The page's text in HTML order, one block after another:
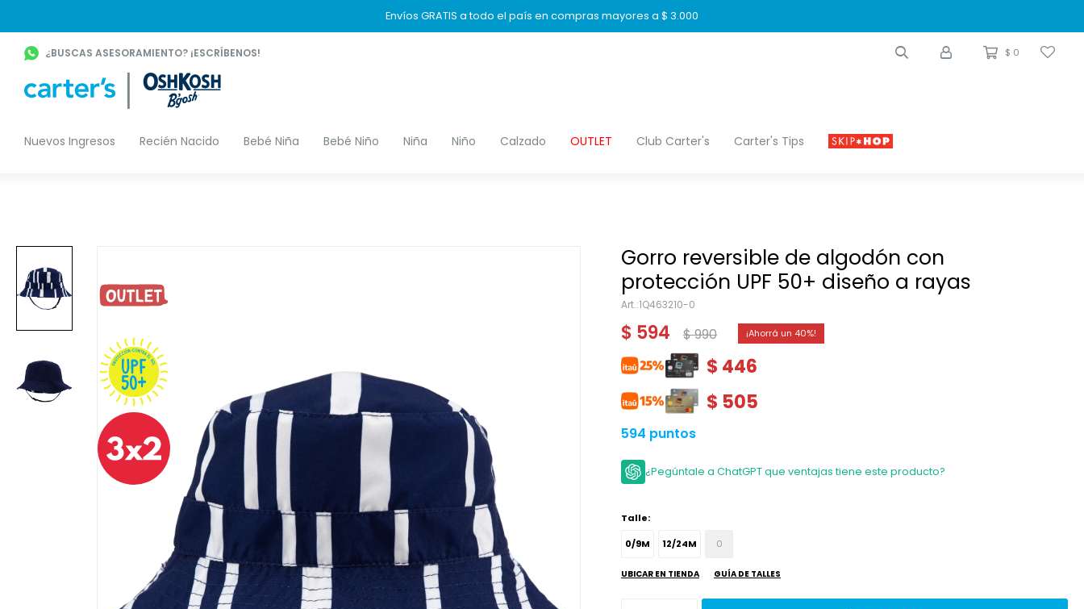
Envíos GRATIS a todo el país en compras mayores a $ 3.000
Nuevos Ingresos Recién Nacido Bebé Niña Bebé Niño Niña Niño Calzado OUTLET Club Carter's Carter's Tips
$ 0
¿BUSCAS ASESORAMIENTO? ¡ESCRÍBENOS!
Gorro reversible de algodón con
protección UPF 50+ diseño a rayas
1Q463210-0
$ 594 $990 40
$ 446
$ 505
594 puntos
¿Pegúntale a ChatGPT que ventajas tiene este producto?
Talle:
0/9M
12/24M 0
UBICAR EN TIENDA GUÍA DE TALLES